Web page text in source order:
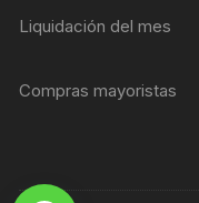
Liquidación del mes
Compras mayoristas